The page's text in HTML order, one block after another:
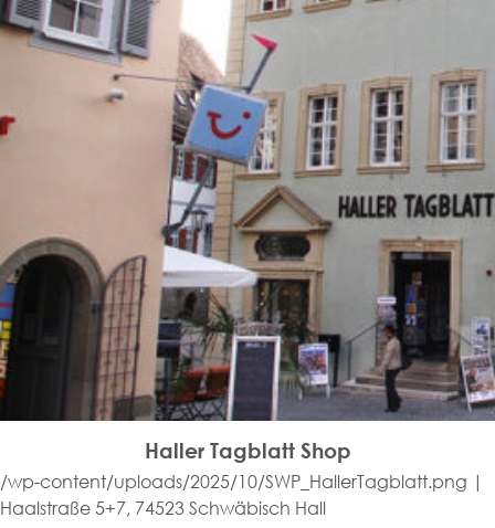
Haller Tagblatt Shop
/wp-content/uploads/2025/10/SWP_HallerTagblatt.png |
Haalstraße 5+7, 74523 Schwäbisch Hall